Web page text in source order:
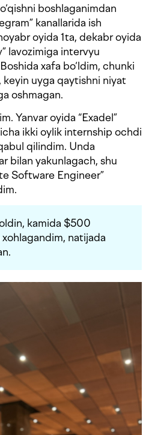
boshlaganimdan
kanallarida ish
oyida 1ta, dekabr oyida
lavozimiga intervyu
xafa bo‘ldim, chunki
uyga qaytishni niyat
oshmagan.
Yanvar oyida “Exadel”
ikki oylik internship ochdi
qilindim. Unda
bilan yakunlagach, shu
Software Engineer”
kamida $500
natijada